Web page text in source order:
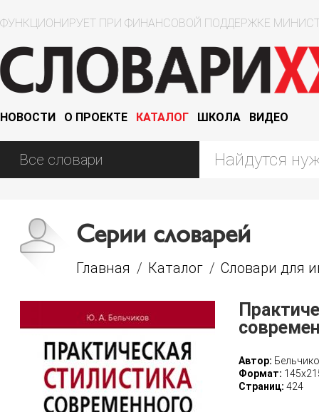
ФУНКЦИОНИРУЕТ ПРИ ФИНАНСОВОЙ ПОДДЕРЖКЕ
НОВОСТИ О ПРОЕКТЕ КАТАЛОГ ШКОЛА ВИДЕО
Серии словарей
Главная / Каталог / Словари для
Автор:
Формат:
Страниц: 424